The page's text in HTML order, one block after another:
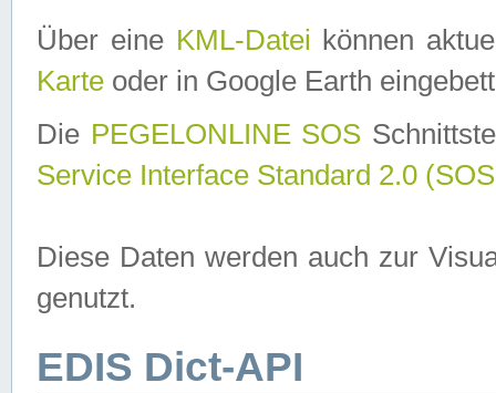
Über eine KML-Datei können
Karte oder in Google Earth
Die PEGELONLINE SOS
Service Interface Standard 2.0
Diese Daten werden auch zur
genutzt.
EDIS Dict-API